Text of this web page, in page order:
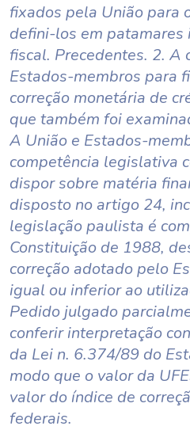
fixados pela União para
defini-los em
fiscal. Precedentes. 2. A
Estados-membros para
correção monetária de
que também foi
A União e Estados-
competência legislativa
dispor sobre matéria
disposto no artigo 24,
legislação paulista é
Constituição de 1988,
correção adotado pelo
igual ou inferior ao
Pedido julgado
conferir interpretação
da Lei n. 6.374/89 do
modo que o valor da
valor do índice de
federais.